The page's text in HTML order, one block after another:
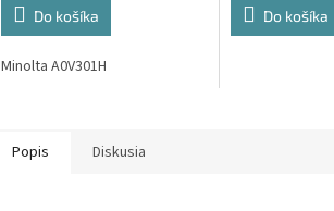
Do košíka
Minolta A0V301H
Do košíka
Popis Diskusia